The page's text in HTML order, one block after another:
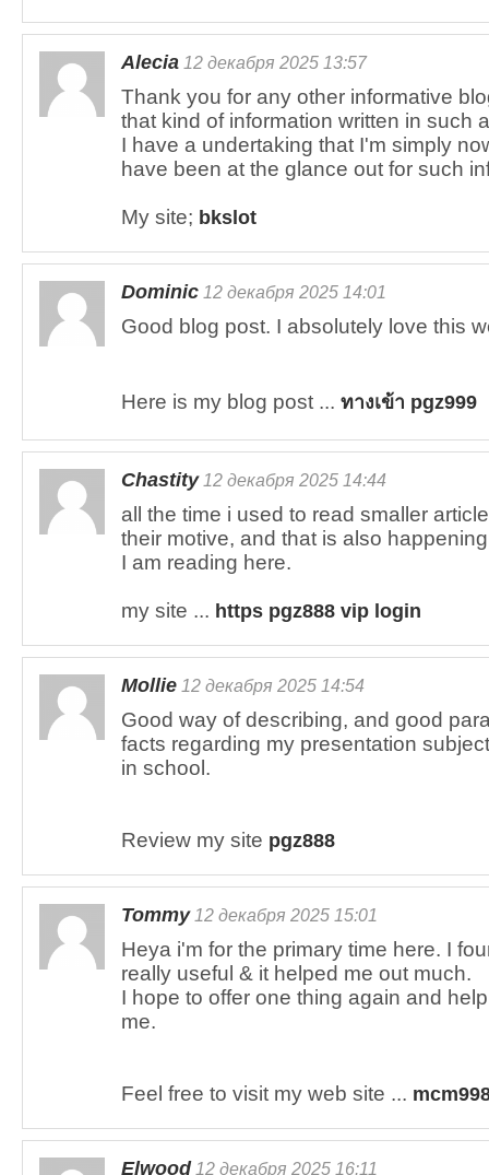
Alecia 12 декабря 2025 13:57
Thank you for any other informative
that kind of information written in such
I have a undertaking that I'm simply
have been at the glance out for such
My site; bkslot
Dominic 12 декабря 2025 14:01
Good blog post. I absolutely love this
Here is my blog post ... ทางเข้า pgz999
Chastity12 декабря 2025 14:44
all the time i used to read smaller
their motive, and that is also
I am reading here.
my site ... https pgz888 vip login
Mollie 12 декабря 2025 14:54
Good way of describing, and good
facts regarding my presentation
in school.
Review my site pgz888
Tommy12 декабря 2025 15:01
Heya i'm for the primary time here. I
really useful & it helped me out much.
I hope to offer one thing again and
me.
Feel free to visit my web site ...
Elwood12 декабря 2025 16:11